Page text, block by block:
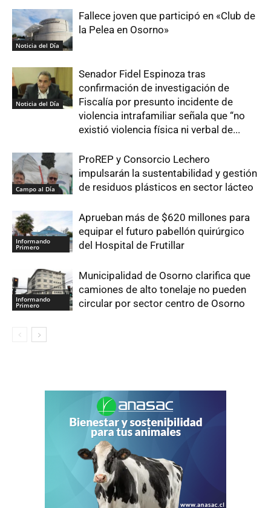
Noticia del Día
Fallece joven que participó en «Club de
la Pelea en Osorno»
Noticia del Día
Senador Fidel Espinoza tras
confirmación de investigación de
Fiscalía por presunto incidente de
violencia intrafamiliar señala que “no
existió violencia física ni verbal de...
Campo al Día
ProREP y Consorcio Lechero
impulsarán la sustentabilidad y gestión
de residuos plásticos en sector lácteo
Informando
Primero
Aprueban más de $620 millones para
equipar el futuro pabellón quirúrgico
del Hospital de Frutillar
Informando
Primero
Municipalidad de Osorno clarifica que
camiones de alto tonelaje no pueden
circular por sector centro de Osorno